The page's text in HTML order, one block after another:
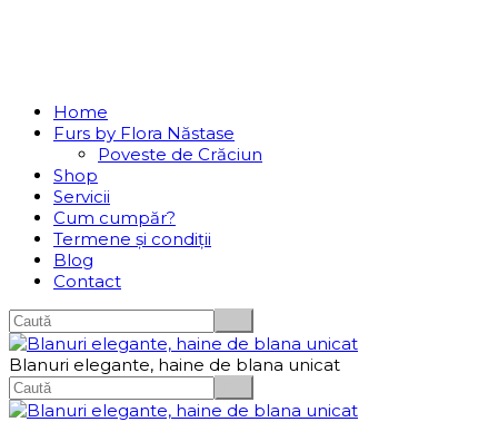
Home
Furs by Flora Năstase
Poveste de Crăciun
Shop
Servicii
Cum cumpăr?
Termene și condiții
Blog
Contact
Blanuri elegante, haine de blana unicat